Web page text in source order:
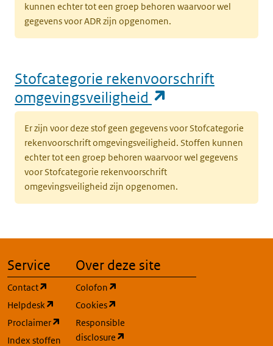
kunnen echter tot een groep behoren waarvoor wel
gegevens voor ADR zijn opgenomen.
Stofcategorie rekenvoorschrift
omgevingsveiligheid
Er zijn voor deze stof geen gegevens voor Stofcategorie
rekenvoorschrift omgevingsveiligheid. Stoffen kunnen
echter tot een groep behoren waarvoor wel gegevens
voor Stofcategorie rekenvoorschrift
omgevingsveiligheid zijn opgenomen.
Service
Contact
(opent in een nieuw tabblad)
Helpdesk
(opent in een nieuw tabblad)
Proclaimer
(opent in een nieuw tabblad)
Index stoffen
Over deze site
Colofon
Cookies
Responsible
disclosure